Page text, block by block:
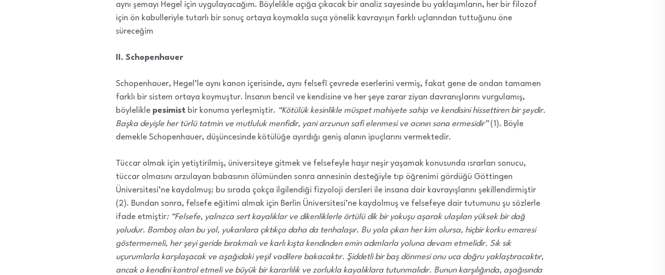
aynı şemayı Hegel için uygulayacağım. Böylelikle açığa çıkacak bir analiz sayesinde bu yaklaşımların, her bir filozof
için ön kabulleriyle tutarlı bir sonuç ortaya koymakla suça yönelik kavrayışın farklı uçlarından tuttuğunu öne
süreceğim
II. Schopenhauer
Schopenhauer, Hegel’le aynı kanon içerisinde, aynı felsefî çevrede eserlerini vermiş, fakat gene de ondan tamamen
farklı bir sistem ortaya koymuştur. İnsanın bencil ve kendisine ve her şeye zarar ziyan davranışlarını vurgulamış,
böylelikle pesimist bir konuma yerleşmiştir. “Kötülük kesinlikle müspet mahiyete sahip ve kendisini hissettiren bir şeydir.
Başka deyişle her türlü tatmin ve mutluluk menfidir, yani arzunun safi elenmesi ve acının sona ermesidir”(1). Böyle
demekle Schopenhauer, düşüncesinde kötülüğe ayırdığı geniş alanın ipuçlarını vermektedir.
Tüccar olmak için yetiştirilmiş, üniversiteye gitmek ve felsefeyle haşır neşir yaşamak konusunda ısrarları sonucu,
tüccar olmasını arzulayan babasının ölümünden sonra annesinin desteğiyle tıp öğrenimi gördüğü Göttingen
Üniversitesi’ne kaydolmuş; bu sırada çokça ilgilendiği fizyoloji dersleri ile insana dair kavrayışlarını şekillendirmiştir
(2). Bundan sonra, felsefe eğitimi almak için Berlin Üniversitesi’ne kaydolmuş ve felsefeye dair tutumunu şu sözlerle
ifade etmiştir: “Felsefe, yalnızca sert kayalıklar ve dikenliklerle örtülü dik bir yokuşu aşarak ulaşılan yüksek bir dağ
yoludur. Bomboş olan bu yol, yukarılara çıktıkça daha da tenhalaşır. Bu yola çıkan her kim olursa, hiçbir korku emaresi
göstermemeli, her şeyi geride bırakmalı ve karlı kışta kendinden emin adımlarla yoluna devam etmelidir. Sık sık
uçurumlarla karşılaşacak ve aşağıdaki yeşil vadilere bakacaktır. Şiddetli bir baş dönmesi onu uca doğru yaklaştıracaktır,
ancak o kendini kontrol etmeli ve büyük bir kararlılık ve zorlukla kayalıklara tutunmalıdır. Bunun karşılığında, aşağısında